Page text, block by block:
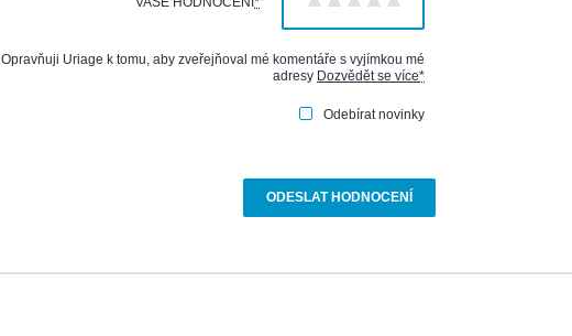
Opravňuji Uriage k tomu, aby zveřejňoval mé komentáře s vyjímkou mé
adresy Dozvědět se více*
Odebírat novinky